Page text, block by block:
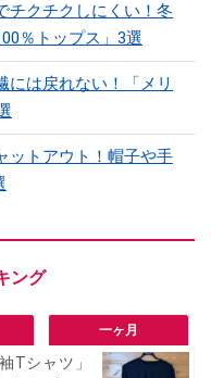
チクチクしにくい！冬
％トップス」3選
には戻れない！「メリ
ットアウト！帽子や手
一ヶ月
Tシャツ」